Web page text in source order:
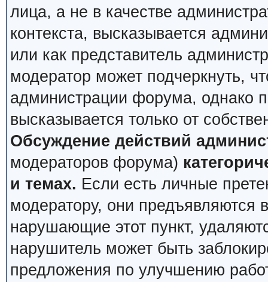
лица, а не в качестве
контекста, высказывается
или как представитель
модератор может подчеркнуть,
администрации форума, однако
высказывается только от
Обсуждение действий
модераторов форума)
и темах. Если есть личные
модератору, они
нарушающие этот пункт,
нарушитель может быть
предложения по улучшению